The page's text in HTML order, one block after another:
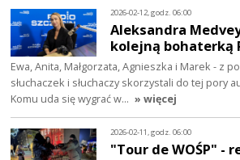
2026-02-12, godz. 06:00
Aleksandra
kolejną bohaterką
Ewa, Anita, Małgorzata, Agnieszka i Marek - z
słuchaczek i słuchaczy skorzystali do tej pory
Komu uda się wygrać w… » więcej
2026-02-11, godz. 06:00
"Tour de WOŚP" -